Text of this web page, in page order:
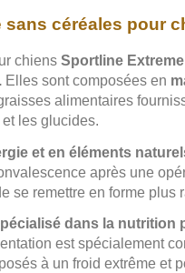
sans céréales pour
chiens Sportline Extreme
Elles sont composées en
alimentaires
les glucides.
et en éléments
après une
se remettre en forme plus
dans la nutrition
est spécialement
à un froid extrême et